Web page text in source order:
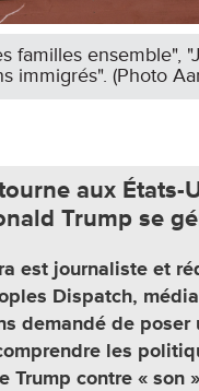
familles ensemble",
immigrés". (Photo
aux États-
Trump se
est journaliste et
Dispatch,
demandé de poser
les
Trump contre « son